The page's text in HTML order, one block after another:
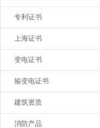
专利证书
上海证书
变电证书
输变电证书
建筑资质
消防产品